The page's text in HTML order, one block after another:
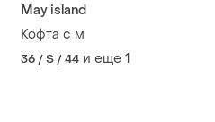
May island
Кофта с м
36 / S / 44 и еще 1